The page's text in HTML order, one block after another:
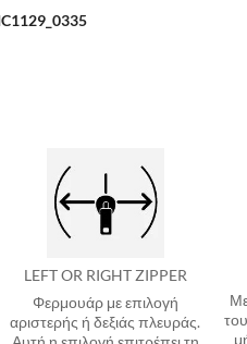
LEFT OR RIGHT ZIPPER
Φερμουάρ με επιλογή
αριστερής ή δεξιάς πλευράς.